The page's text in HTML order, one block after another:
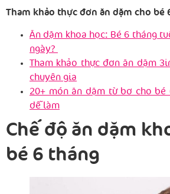
Tham khảo thực đơn ăn dặm cho bé
Ăn dặm khoa học: Bé 6 tháng
ngày?
Tham khảo thực đơn ăn dặm
chuyên gia
20+ món ăn dặm từ bơ cho bé
dễ làm
Chế độ ăn dặm
bé 6 tháng